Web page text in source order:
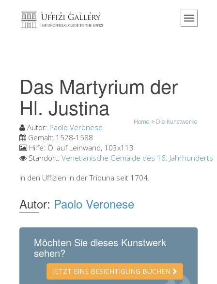
Home
Veranstaltungen & Ausstellungen
Besucher Bewertungen
Die Uffizien entdecken
Jetzt buchen
Virtuelle Tour
Die Säle
Die Künstler
Neuen Säle
Andere Museen
Bargello Museum
Das Martyrium der
Hl. Justina
Home > Die Kunstwerke
Autor: Paolo Veronese
Gemalt: 1528-1588
Hilfe: Öl auf Leinwand, 103x113
Standort: Venetianische Gemälde des 16. Jahrhunderts
In den Uffizien in der Tribuna seit 1704.
Autor: Paolo Veronese
Möchten Sie dieses Kunstwerk
sehen?
JETZT EINE BESICHTIGUNG BUCHEN